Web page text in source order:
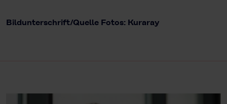
Bildunterschrift/Quelle Fotos: Kuraray